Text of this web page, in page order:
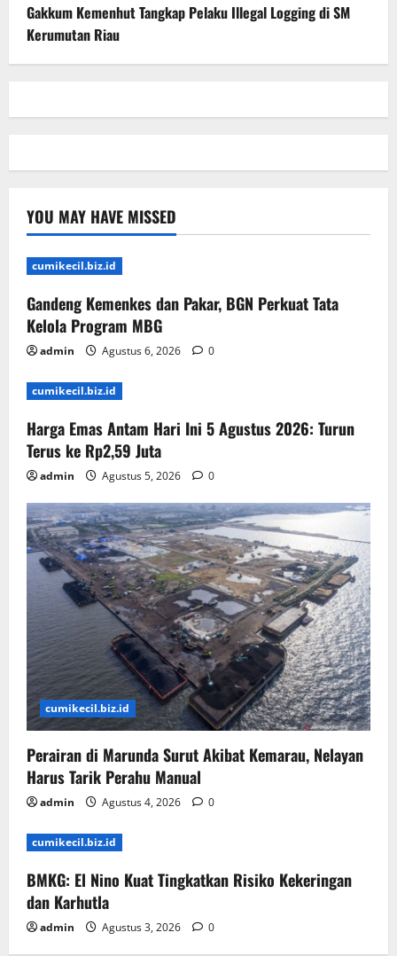
Gakkum Kemenhut Tangkap Pelaku Illegal Logging di SM
Kerumutan Riau
YOU MAY HAVE MISSED
cumikecil.biz.id
Gandeng Kemenkes dan Pakar, BGN Perkuat Tata
Kelola Program MBG
admin Agustus 6, 2026 0
cumikecil.biz.id
Harga Emas Antam Hari Ini 5 Agustus 2026: Turun
Terus ke Rp2,59 Juta
admin Agustus 5, 2026 0
cumikecil.biz.id
Perairan di Marunda Surut Akibat Kemarau, Nelayan
Harus Tarik Perahu Manual
admin Agustus 4, 2026 0
cumikecil.biz.id
BMKG: El Nino Kuat Tingkatkan Risiko Kekeringan
dan Karhutla
admin Agustus 3, 2026 0